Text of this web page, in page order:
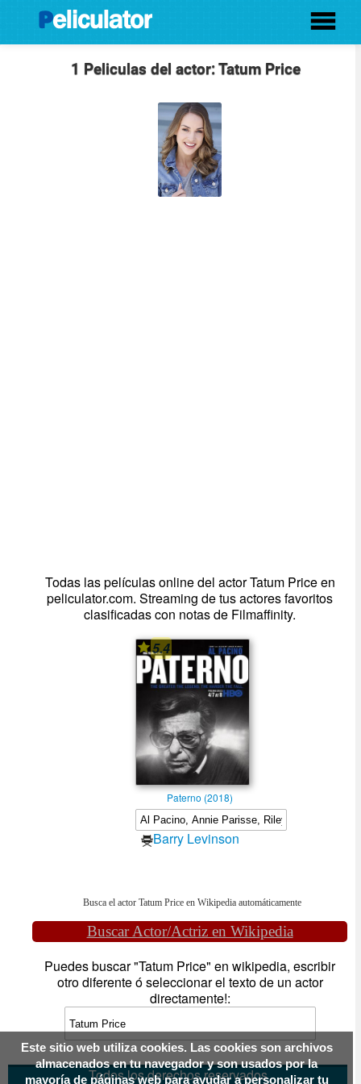
1 Peliculas del actor: Tatum Price
Todas las películas online del actor Tatum Price en
peliculator.com. Streaming de tus actores favoritos
clasificadas con notas de Filmaffinity.
5.4
Paterno (2018)
Barry Levinson
Busca el actor Tatum Price en Wikipedia automáticamente
Buscar Actor/Actriz en Wikipedia
Puedes buscar "Tatum Price" en wikipedia, escribir
otro diferente ó seleccionar el texto de un actor
directamente!:
Todos los derechos reservados
Este sitio web utiliza cookies. Las cookies son archivos
almacenados en tu navegador y son usados por la
mayoría de páginas web para ayudar a personalizar tu